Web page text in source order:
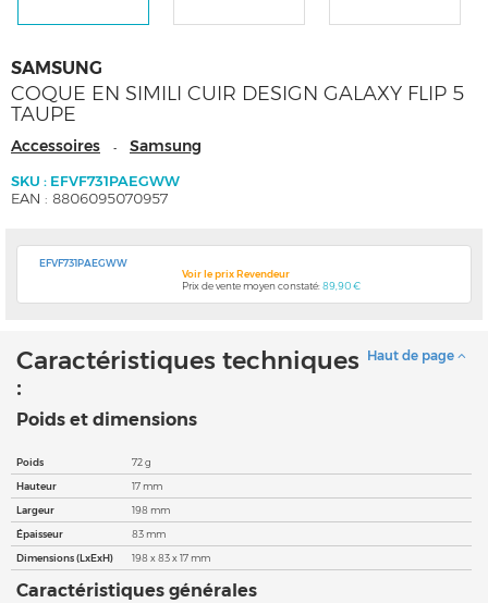
SAMSUNG
COQUE EN SIMILI CUIR DESIGN GALAXY FLIP 5
TAUPE
Accessoires - Samsung
SKU : EFVF731PAEGWW
EAN : 8806095070957
EFVF731PAEGWW
Voir le prix Revendeur
Prix de vente moyen constaté:89,90 €
Haut de page
Caractéristiques techniques
:
Poids et dimensions
Poids
72 g
Hauteur
17 mm
Largeur
198 mm
Épaisseur
83 mm
Dimensions (LxExH)
198 x 83 x 17 mm
Caractéristiques générales